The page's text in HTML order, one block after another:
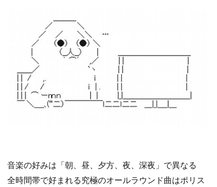
音楽の好みは「朝、昼、夕方、夜、深夜」で異なる
全時間帯で好まれる究極のオールラウンド曲はポリス